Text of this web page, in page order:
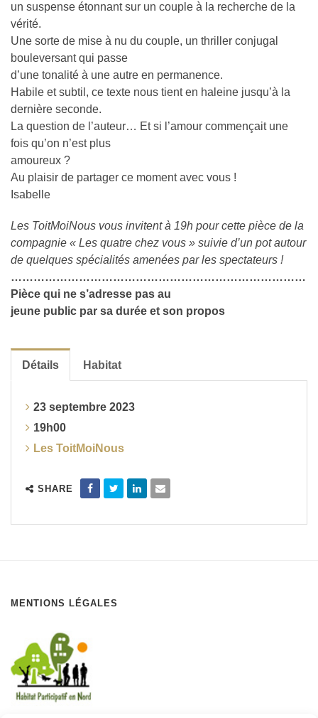
un suspense étonnant sur un couple à la recherche de la
vérité.
Une sorte de mise à nu du couple, un thriller conjugal
bouleversant qui passe
d’une tonalité à une autre en permanence.
Habile et subtil, ce texte nous tient en haleine jusqu’à la
dernière seconde.
La question de l’auteur… Et si l’amour commençait une
fois qu’on n’est plus
amoureux ?
Au plaisir de partager ce moment avec vous !
Isabelle
Les ToitMoiNous vous invitent à 19h pour cette pièce de la
compagnie « Les quatre chez vous » suivie d’un pot autour
de quelques spécialités amenées par les spectateurs !
……………………………………………………………………
Pièce qui ne s’adresse pas au
jeune public par sa durée et son propos
Détails Habitat
23 septembre 2023
19h00
Les ToitMoiNous
SHARE
MENTIONS LÉGALES